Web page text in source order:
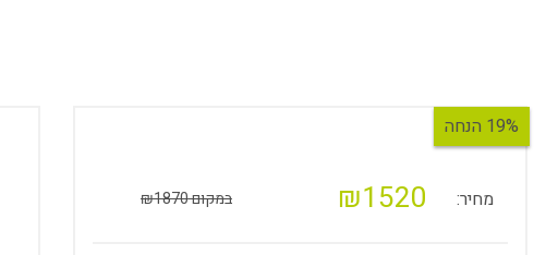
19% הנחה
מחיר: ₪1520 במקום ₪1870